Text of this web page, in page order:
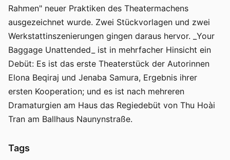
Rahmen" neuer Praktiken des Theatermachens
ausgezeichnet wurde. Zwei Stückvorlagen und zwei
Werkstattinszenierungen gingen daraus hervor. _Your
Baggage Unattended_ ist in mehrfacher Hinsicht ein
Debüt: Es ist das erste Theaterstück der Autorinnen
Elona Beqiraj und Jenaba Samura, Ergebnis ihrer
ersten Kooperation; und es ist nach mehreren
Dramaturgien am Haus das Regiedebüt von Thu Hoài
Tran am Ballhaus Naunynstraße.
Tags